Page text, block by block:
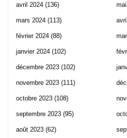
avril 2024 (136)
mars 2024 (113)
février 2024 (88)
janvier 2024 (102)
décembre 2023 (102)
novembre 2023 (111)
octobre 2023 (108)
septembre 2023 (95)
août 2023 (62)